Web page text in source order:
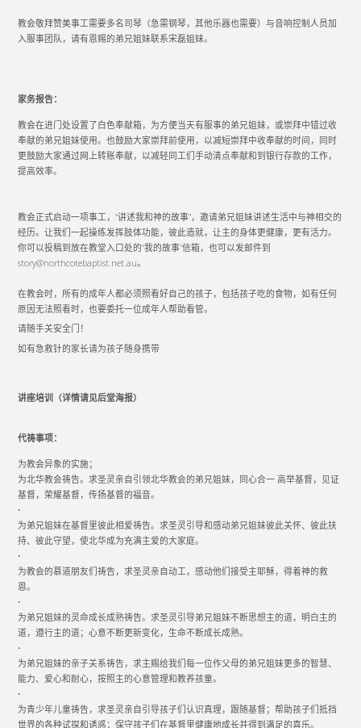
教会敬拜赞美事工需要多名司琴（急需钢琴，其他乐器也需要）与音响控制人员加
入服事团队，请有恩赐的弟兄姐妹联系宋磊姐妹。
家务报告：
教会在进门处设置了白色奉献箱，为方便当天有服事的弟兄姐妹，或崇拜中错过收
奉献的弟兄姐妹使用。也鼓励大家崇拜前使用，以减短崇拜中收奉献的时间，同时
更鼓励大家通过网上转账奉献，以减轻同工们手动清点奉献和到银行存款的工作，
提高效率。
教会正式启动一项事工，“讲述我和神的故事”，邀请弟兄姐妹讲述生活中与神相交的
经历。让我们一起操练发挥肢体功能，彼此造就，让主的身体更健康，更有活力。
你可以投稿到放在教堂入口处的“我的故事”信箱，也可以发邮件到
story@northcotebaptist.net.au。
在教会时，所有的成年人都必须照看好自己的孩子，包括孩子吃的食物，如有任何
原因无法照看时，也要委托一位成年人帮助看管。
请随手关安全门！
如有急救针的家长请为孩子随身携带
讲座培训（详情请见后堂海报）
代祷事项：
为教会异象的实施；
为北华教会祷告。求圣灵亲自引领北华教会的弟兄姐妹，同心合一 高举基督，见证
基督，荣耀基督，传扬基督的福音。
•
为弟兄姐妹在基督里彼此相爱祷告。求圣灵引导和感动弟兄姐妹彼此关怀、彼此扶
持、彼此守望，使北华成为充满主爱的大家庭。
•
为教会的慕道朋友们祷告，求圣灵亲自动工，感动他们接受主耶稣，得着神的救
恩。
•
为弟兄姐妹的灵命成长成熟祷告。求圣灵引导弟兄姐妹不断思想主的道，明白主的
道，遵行主的道；心意不断更新变化，生命不断成长成熟。
•
为弟兄姐妹的亲子关系祷告，求主赐给我们每一位作父母的弟兄姐妹更多的智慧、
能力、爱心和耐心，按照主的心意管理和教养孩童。
•
为青少年儿童祷告，求圣灵亲自引导孩子们认识真理，跟随基督；帮助孩子们抵挡
世界的各种试探和诱惑；保守孩子们在基督里健康地成长并得到满足的喜乐。